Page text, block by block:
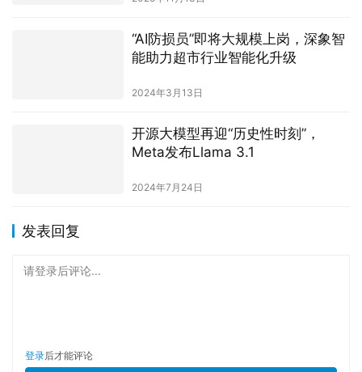
“AI防损员”即将大规模上岗，深象智
能助力超市行业智能化升级
2024年3月13日
开源大模型再迎“历史性时刻”，
Meta发布Llama 3.1
2024年7月24日
发表回复
请登录后评论...
登录后才能评论